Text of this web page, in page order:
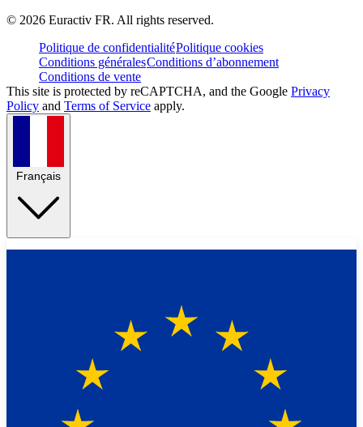
© 2026 Euractiv FR. All rights reserved.
Politique de confidentialitéPolitique cookies
Conditions généralesConditions d’abonnement
Conditions de vente
This site is protected by reCAPTCHA, and the Google Privacy
Policy and Terms of Service apply.
Français